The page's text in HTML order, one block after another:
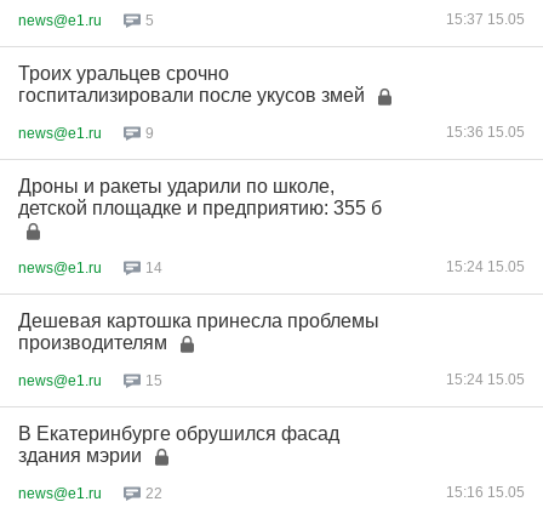
news@e1.ru 5 15:37 15.05
Троих уральцев срочно
госпитализировали после укусов змей
news@e1.ru 9 15:36 15.05
Дроны и ракеты ударили по школе,
детской площадке и предприятию: 355 б
news@e1.ru 14 15:24 15.05
Дешевая картошка принесла проблемы
производителям
news@e1.ru 15 15:24 15.05
В Екатеринбурге обрушился фасад
здания мэрии
news@e1.ru 22 15:16 15.05